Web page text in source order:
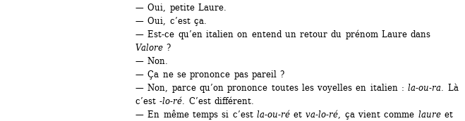
— Oui, petite Laure.
— Oui, c’est ça.
— Est-ce qu’en italien on entend un retour du prénom Laure dans
Valore ?
— Non.
— Ça ne se prononce pas pareil ?
— Non, parce qu’on prononce toutes les voyelles en italien : la-ou-ra . Là
c’est -lo-ré . C’est différent.
— En même temps si c’est la-ou-réet va-lo-ré , ça vient comme laureet